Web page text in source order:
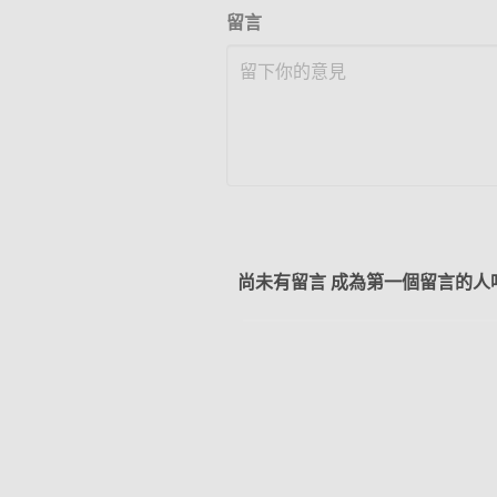
留言
尚未有留言 成為第一個留言的人